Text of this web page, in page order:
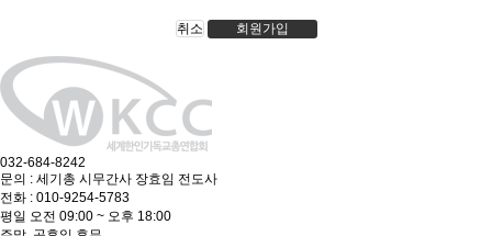
취소 회원가입
032-684-8242
문의 : 세기총 시무간사 장효임 전도사
전화 : 010-9254-5783
평일 오전 09:00 ~ 오후 18:00